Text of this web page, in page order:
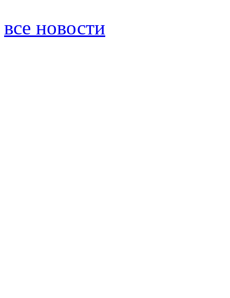
все новости